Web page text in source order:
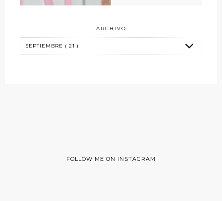
ARCHIVO
FOLLOW ME ON INSTAGRAM